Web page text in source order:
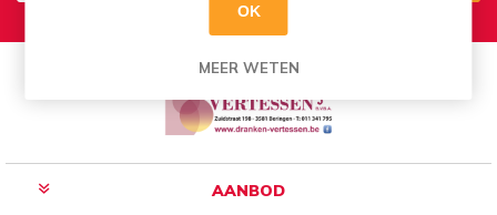
Opzeggen
AANBOD
OK
MEER WETEN